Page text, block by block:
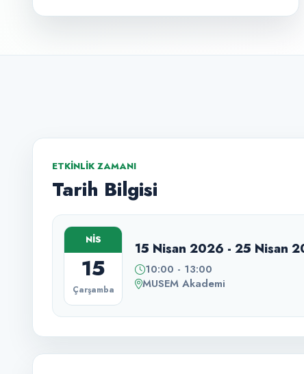
ETKINLIK ZAMANI
Tarih Bilgisi
NİS
15
Çarşamba
15 Nisan 2026 - 25 Nisan
10:00 - 13:00
MUSEM Akademi